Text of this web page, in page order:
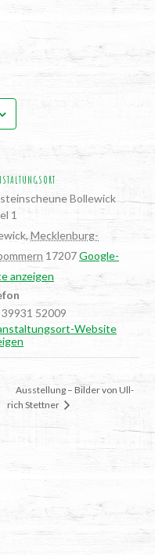
Bollewick
1
, Mecklenburg-
17207Google-
anzeigen
52009
Website
Aus­stel­lung – Bil­der von Ull­
rich Stettner